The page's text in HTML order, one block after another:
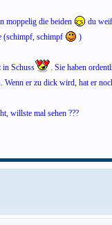
moppelig die beiden
du
(schimpf, schimpf
)
in Schuss
. Sie haben
Wenn er zu dick wird, hat er
willste mal sehen ???